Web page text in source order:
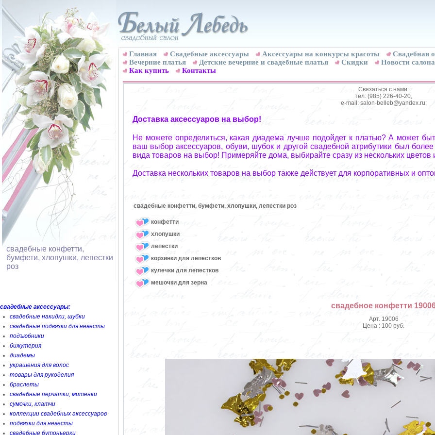
свадебные конфетти,
бумфети, хлопушки, лепестки
роз
свадебные аксессуары:
свадебные накидки, шубки
свадебные подвязки для невесты
подъюбники
бижутерия
диадемы
украшения для волос
товары для рукоделия
браслеты
свадебные перчатки, митенки
сумочки, клатчи
коллекции свадебных аксессуаров
подвязки для невесты
свадебные бутоньерки
Главная Свадебные аксессуары Аксессуары на конкурсы красоты
Свадебная
Вечерние платья
Детские вечерние и свадебные платья Скидки
Новости салона
Как купить
Контакты
Связаться с нами:
тел: (985) 226-40-20,
e-mail: salon-belleb@yandex.ru;
Доставка аксессуаров на выбор!
Не можете определиться, какая диадема лучше подойдет к платью? А может
ваш выбор аксессуаров, обуви, шубок и другой свадебной атрибутики был
вида товаров на выбор! Примеряйте дома, выбирайте сразу из нескольких цветов
Доставка нескольких товаров на выбор также действует для корпоративных и
свадебные конфетти, бумфети, хлопушки, лепестки роз
конфетти
хлопушки
лепестки
корзинки для лепестков
кулечки для лепестков
мешочки для зерна
свадебное конфетти
Арт. 19006
Цена : 100 руб.